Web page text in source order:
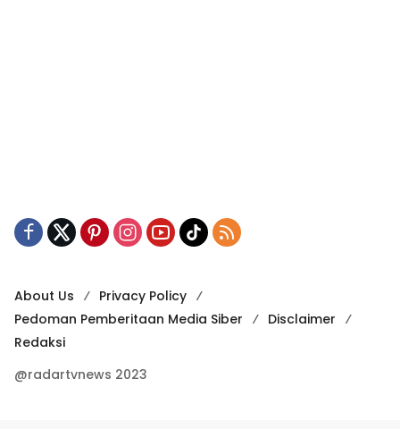
About Us
Privacy Policy
Pedoman Pemberitaan Media Siber
Disclaimer
Redaksi
@radartvnews 2023